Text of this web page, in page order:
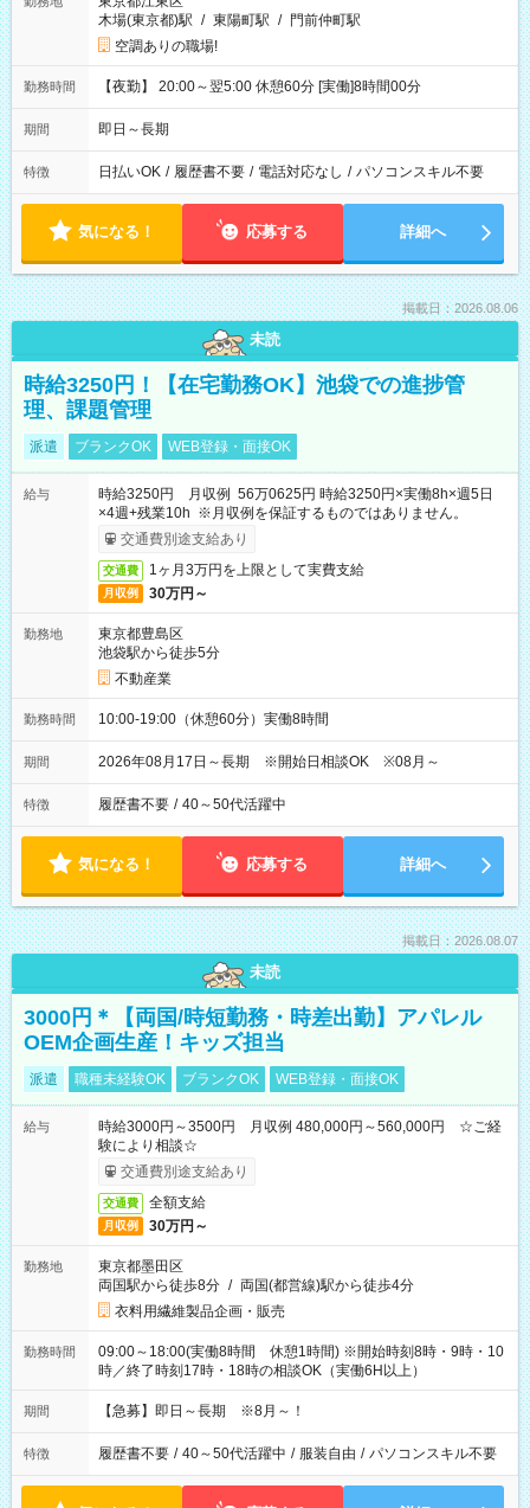
木場(東京都)駅 / 東陽町駅 / 門前仲町駅
空調ありの職場!
勤務時間 【夜勤】 20:00～翌5:00 休憩60分 [実働]8時間00分
期間 即日～長期
特徴 日払いOK / 履歴書不要 / 電話対応なし / パソコンスキル不要
気になる！ 応募する 詳細へ
掲載日：2026.08.06
未読
時給3250円！【在宅勤務OK】池袋での進捗管
理、課題管理
派遣 ブランクOK WEB登録・面接OK
給与
時給3250円 月収例 56万0625円 時給3250円×実働8h×週5日
×4週+残業10h ※月収例を保証するものではありません。
交通費別途支給あり
交通費 1ヶ月3万円を上限として実費支給
月収例 30万円～
勤務地
東京都豊島区
池袋駅から徒歩5分
不動産業
勤務時間 10:00-19:00（休憩60分）実働8時間
期間 2026年08月17日～長期 ※開始日相談OK ※08月～
特徴 履歴書不要 / 40～50代活躍中
気になる！ 応募する 詳細へ
掲載日：2026.08.07
未読
3000円＊【両国/時短勤務・時差出勤】アパレル
OEM企画生産！キッズ担当
派遣 職種未経験OK ブランクOK WEB登録・面接OK
給与
時給3000円～3500円 月収例 480,000円～560,000円 ☆ご経
験により相談☆
交通費別途支給あり
交通費 全額支給
月収例 30万円～
勤務地
東京都墨田区
両国駅から徒歩8分 / 両国(都営線)駅から徒歩4分
衣料用繊維製品企画・販売
勤務時間
09:00～18:00(実働8時間 休憩1時間) ※開始時刻8時・9時・10
時／終了時刻17時・18時の相談OK（実働6H以上）
期間 【急募】即日～長期 ※8月～！
特徴 履歴書不要 / 40～50代活躍中 / 服装自由 / パソコンスキル不要